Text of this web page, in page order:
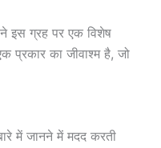
इस ग्रह पर एक विशेष
प्रकार का जीवाश्म है, जो
में जानने में मदद करती